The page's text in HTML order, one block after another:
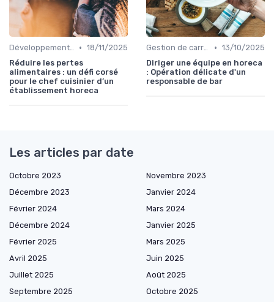
Développement Durable • 18/11/2025
Réduire les pertes
alimentaires : un défi corsé
pour le chef cuisinier d’un
établissement horeca
Gestion de carrière • 13/10/2025
Diriger une équipe en horeca
: Opération délicate d'un
responsable de bar
Les articles par date
Octobre 2023
Novembre 2023
Décembre 2023
Janvier 2024
Février 2024
Mars 2024
Décembre 2024
Janvier 2025
Février 2025
Mars 2025
Avril 2025
Juin 2025
Juillet 2025
Août 2025
Septembre 2025
Octobre 2025